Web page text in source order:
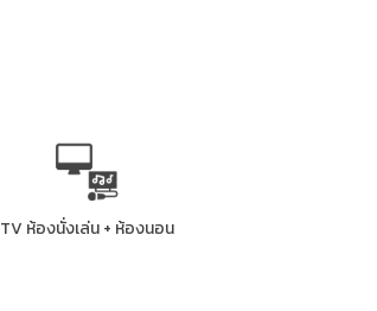
TV ห้องนั่งเล่น + ห้องนอน